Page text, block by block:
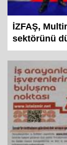
İZFAŞ,
sektörünü